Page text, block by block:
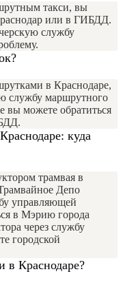
такси, вы
или в ГИБДД.
службу
в Краснодаре,
службу маршрутного
вы можете обратиться
куда
трамвая в
Депо
управляющей
в Мэрию города
через службу
городской
в Краснодаре?